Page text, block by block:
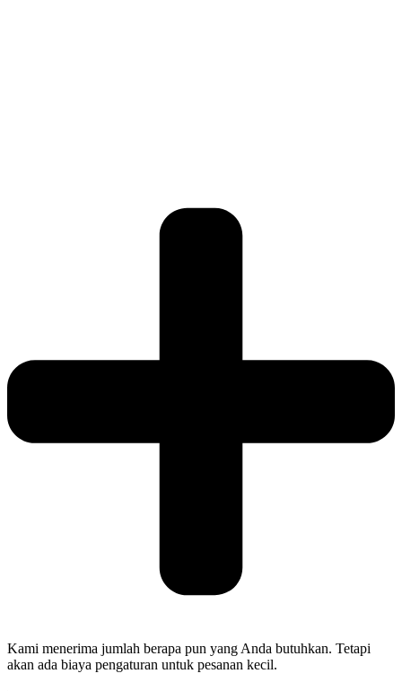
Kami menerima jumlah berapa pun yang Anda butuhkan. Tetapi
akan ada biaya pengaturan untuk pesanan kecil.